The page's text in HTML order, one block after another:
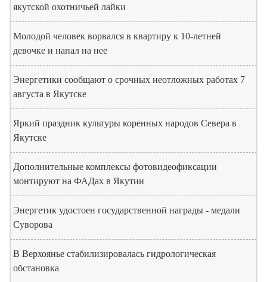
якутской охотничьей лайки
Молодой человек ворвался в квартиру к 10-летней
девочке и напал на нее
Энергетики сообщают о срочных неотложных работах 7
августа в Якутске
Яркий праздник культуры коренных народов Севера в
Якутске
Дополнительные комплексы фотовидеофиксации
монтируют на ФАДах в Якутии
Энергетик удостоен государственной награды - медали
Суворова
В Верхоянье стабилизировалась гидрологическая
обстановка